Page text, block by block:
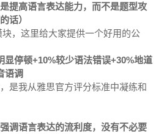
提高语言表达能力，而不是题型攻
话）
，这里给大家提供一个好用的公
显停顿+10%较少语法错误+30%地道
语调
是我从雅思官方评分标准中凝练和
调语言表达的流利度，没有不必要